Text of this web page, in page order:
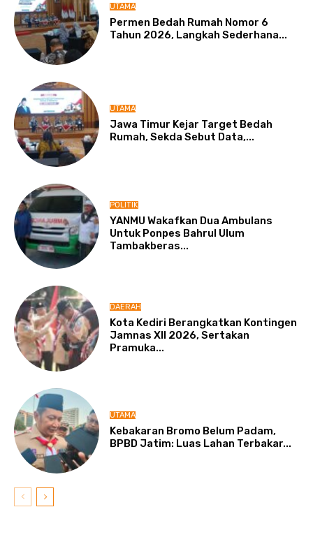
UTAMA
Permen Bedah Rumah Nomor 6
Tahun 2026, Langkah Sederhana...
UTAMA
Jawa Timur Kejar Target Bedah
Rumah, Sekda Sebut Data,...
POLITIK
YANMU Wakafkan Dua Ambulans
Untuk Ponpes Bahrul Ulum
Tambakberas...
DAERAH
Kota Kediri Berangkatkan Kontingen
Jamnas XII 2026, Sertakan
Pramuka...
UTAMA
Kebakaran Bromo Belum Padam,
BPBD Jatim: Luas Lahan Terbakar...